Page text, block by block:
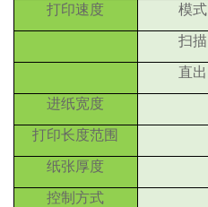
打印速度 模式
扫描
直出
进纸宽度
打印长度范围
纸张厚度
控制方式